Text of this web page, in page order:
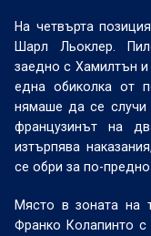
На четвърта
Шарл Льоклер.
заедно с Хамилтън и
една обиколка от
нямаше да се
французинът на
изтърпява
се обри за по-предно
Място в зоната на
Франко Колапинто